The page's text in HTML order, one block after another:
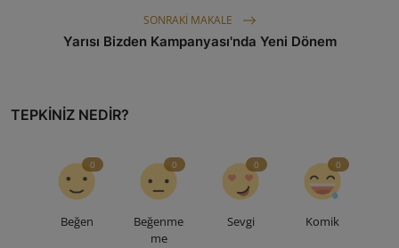
SONRAKI MAKALE
Yarısı Bizden Kampanyası'nda Yeni Dönem
TEPKINIZ NEDIR?
Beğen
0
Beğenme
me
0
Sevgi
0
Komik
0